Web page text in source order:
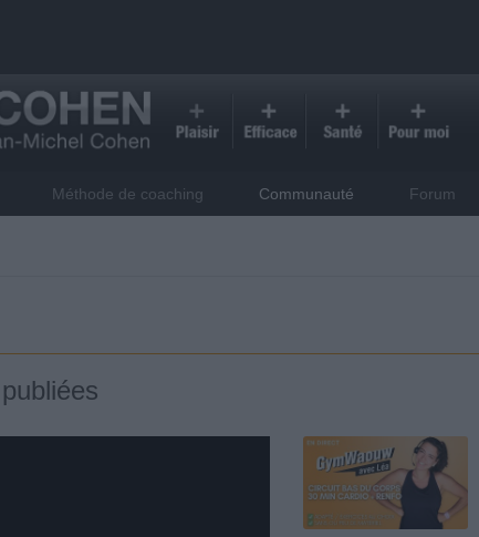
Méthode de coaching Communauté Forum